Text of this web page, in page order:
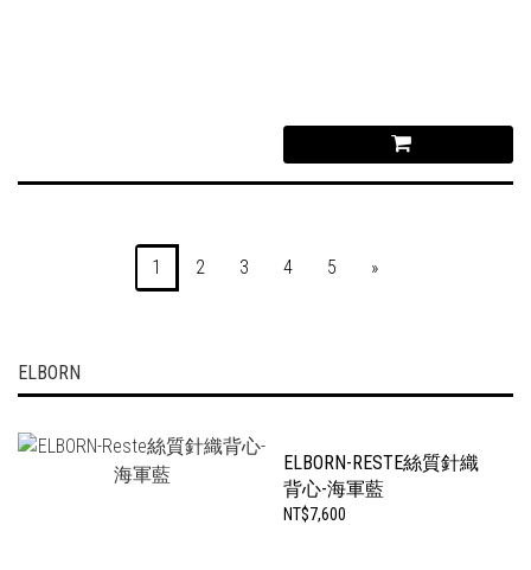
1 2 3 4 5 »
ELBORN
ELBORN-RESTE絲質針織
背心-海軍藍
NT$7,600